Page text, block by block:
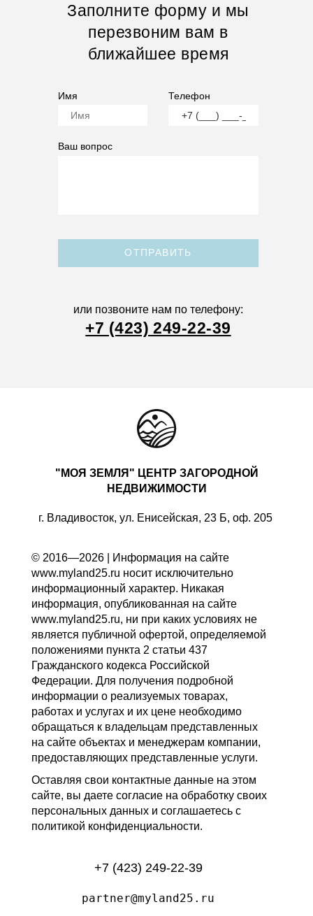
Заполните форму и мы
перезвоним вам в
ближайшее время
Имя Телефон
Ваш вопрос
ОТПРАВИТЬ
или позвоните нам по телефону:
+7 (423) 249-22-39
"МОЯ ЗЕМЛЯ" ЦЕНТР ЗАГОРОДНОЙ
НЕДВИЖИМОСТИ
г. Владивосток, ул. Енисейская, 23 Б, оф. 205
© 2016—2026 | Информация на сайте
www.myland25.ru носит исключительно
информационный характер. Никакая
информация, опубликованная на сайте
www.myland25.ru, ни при каких условиях не
является публичной офертой, определяемой
положениями пункта 2 статьи 437
Гражданского кодекса Российской
Федерации. Для получения подробной
информации о реализуемых товарах,
работах и услугах и их цене необходимо
обращаться к владельцам представленных
на сайте объектах и менеджерам компании,
предоставляющих представленные услуги.
Оставляя свои контактные данные на этом
сайте, вы даете согласие на обработку своих
персональных данных и соглашаетесь с
политикой конфиденциальности.
+7 (423) 249-22-39
partner@myland25.ru